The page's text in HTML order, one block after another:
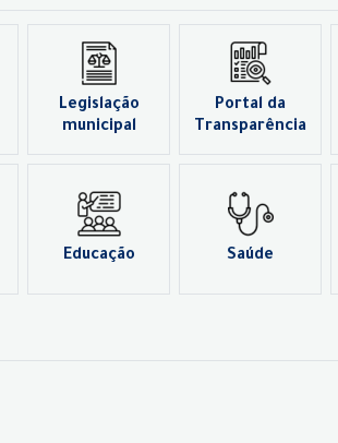
Legislação
municipal
Portal da
Transparência
Educação Saúde